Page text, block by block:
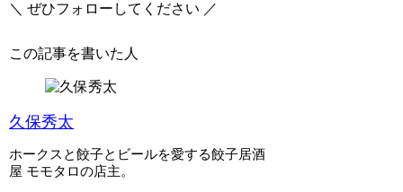
＼ ぜひフォローしてください ／
この記事を書いた人
久保秀太
ホークスと餃子とビールを愛する餃子居酒
屋 モモタロの店主。